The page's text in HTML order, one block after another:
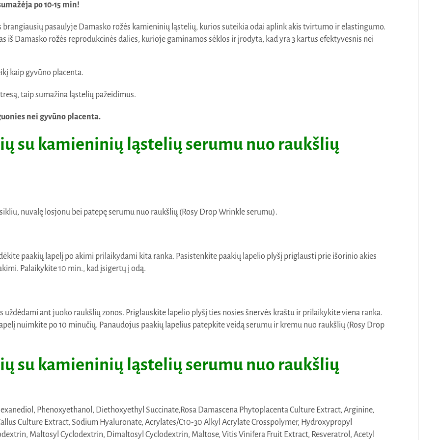
po 10-15 min!
brangiausių pasaulyje Damasko rožės kamieninių ląstelių, kurios suteikia odai aplink akis tvirtumo ir elastingumo.
iš Damasko rožės reprodukcinės dalies, kurioje gaminamos sėklos ir įrodyta, kad yra 3 kartus efektyvesnis nei
kaip gyvūno placenta.
taip sumažina ląstelių pažeidimus.
nei gyvūno placenta.
su kamieninių ląstelių serumu nuo raukšlių
nuvalę losjonu bei patepę serumu nuo raukšlių (Rosy Drop Wrinkle serumu).
paakių lapelį po akimi prilaikydami kita ranka. Pasistenkite paakių lapelio plyšį priglausti prie išorinio akies
Palaikykite 10 min., kad įsigertų į odą.
ant juoko raukšlių zonos. Priglauskite lapelio plyšį ties nosies šnervės kraštu ir prilaikykite viena ranka.
nuimkite po 10 minučių. Panaudojus paakių lapelius patepkite veidą serumu ir kremu nuo raukšlių (Rosy Drop
su kamieninių ląstelių serumu nuo raukšlių
Phenoxyethanol, Diethoxyethyl Succinate,Rosa Damascena Phytoplacenta Culture Extract, Arginine,
Culture Extract, Sodium Hyaluronate, Acrylates/C10-30 Alkyl Acrylate Crosspolymer, Hydroxypropyl
Maltosyl Cyclodextrin, Dimaltosyl Cyclodextrin, Maltose, Vitis Vinifera Fruit Extract, Resveratrol, Acetyl